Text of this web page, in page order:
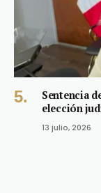
Sentencia
elección
13 julio, 2026